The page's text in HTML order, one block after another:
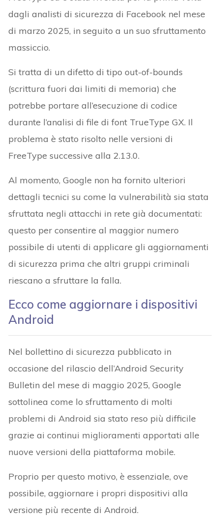
dagli analisti di sicurezza di Facebook nel mese
di marzo 2025, in seguito a un suo sfruttamento
massiccio.
Si tratta di un difetto di tipo out-of-bounds
(scrittura fuori dai limiti di memoria) che
potrebbe portare all’esecuzione di codice
durante l’analisi di file di font TrueType GX. Il
problema è stato risolto nelle versioni di
FreeType successive alla 2.13.0.
Al momento, Google non ha fornito ulteriori
dettagli tecnici su come la vulnerabilità sia stata
sfruttata negli attacchi in rete già documentati:
questo per consentire al maggior numero
possibile di utenti di applicare gli aggiornamenti
di sicurezza prima che altri gruppi criminali
riescano a sfruttare la falla.
Ecco come aggiornare i dispositivi
Android
Nel bollettino di sicurezza pubblicato in
occasione del rilascio dell’Android Security
Bulletin del mese di maggio 2025, Google
sottolinea come lo sfruttamento di molti
problemi di Android sia stato reso più difficile
grazie ai continui miglioramenti apportati alle
nuove versioni della piattaforma mobile.
Proprio per questo motivo, è essenziale, ove
possibile, aggiornare i propri dispositivi alla
versione più recente di Android.